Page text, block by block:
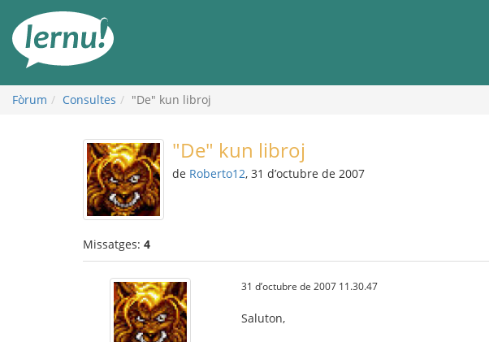
contingut
Fòrum Consultes "De" kun libroj
"De" kun libroj
de Roberto12, 31 d’octubre de 2007
Missatges: 4
31 d’octubre de 2007 11.30.47
Saluton,